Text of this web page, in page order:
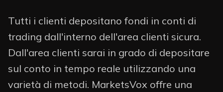
Tutti i clienti depositano fondi in conti di
trading dall'interno dell'area clienti sicura.
Dall'area clienti sarai in grado di depositare
sul conto in tempo reale utilizzando una
varietà di metodi. MarketsVox offre una